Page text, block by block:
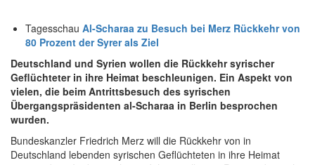
Tagesschau Al-Scharaa zu Besuch bei Merz Rückkehr von
80 Prozent der Syrer als Ziel
Deutschland und Syrien wollen die Rückkehr syrischer
Geflüchteter in ihre Heimat beschleunigen. Ein Aspekt von
vielen, die beim Antrittsbesuch des syrischen
Übergangspräsidenten al-Scharaa in Berlin besprochen
wurden.
Bundeskanzler Friedrich Merz will die Rückkehr von in
Deutschland lebenden syrischen Geflüchteten in ihre Heimat